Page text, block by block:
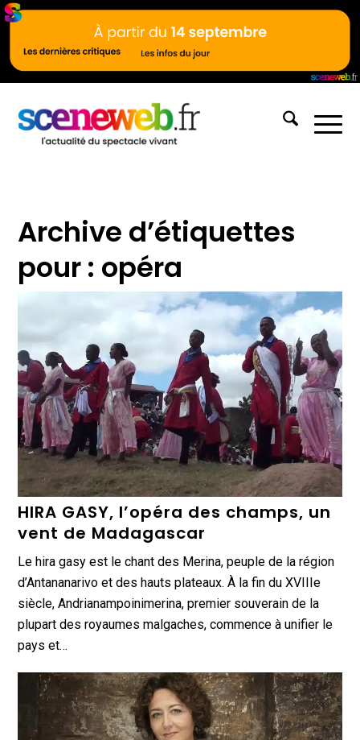
Archive d’étiquettes
pour : opéra
HIRA GASY, l’opéra des champs, un
vent de Madagascar
Le hira gasy est le chant des Merina, peuple de la région
d’Antananarivo et des hauts plateaux. À la fin du XVIIIe
siècle, Andrianampoinimerina, premier souverain de la
plupart des royaumes malgaches, commence à unifier le
pays et…